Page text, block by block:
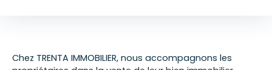
Chez TRENTA IMMOBILIER, nous accompagnons les